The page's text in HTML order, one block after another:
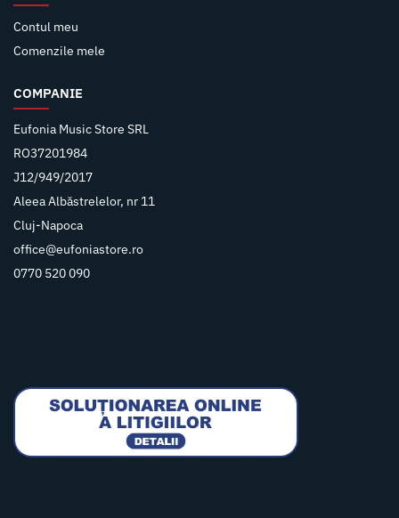
Contul meu
Comenzile mele
COMPANIE
Eufonia Music Store SRL
RO37201984
J12/949/2017
Aleea Albăstrelelor, nr 11
Cluj-Napoca
office@eufoniastore.ro
0770 520 090